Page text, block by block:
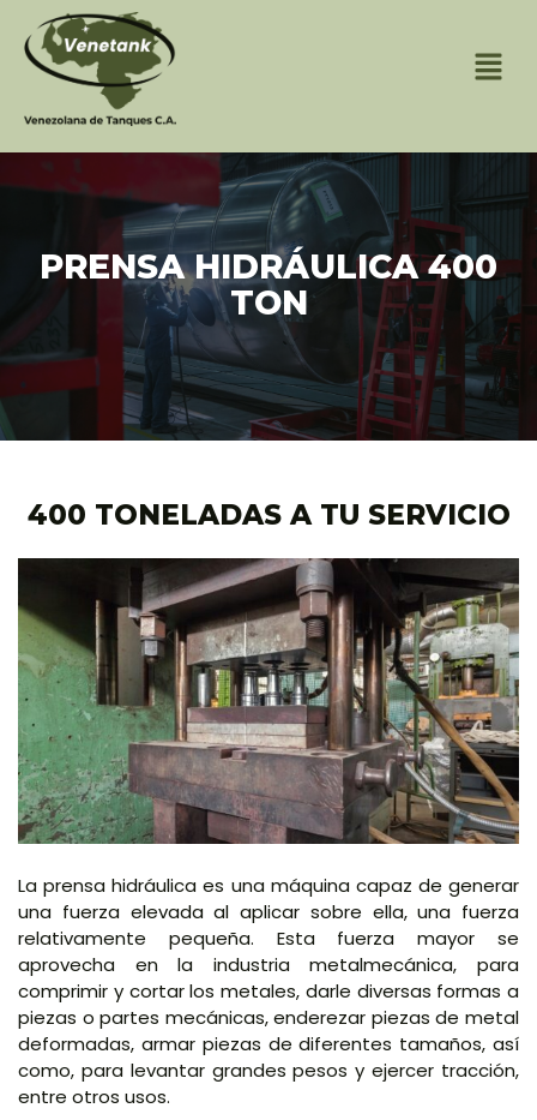
PRENSA HIDRÁULICA 400
TON
400 TONELADAS A TU SERVICIO
La prensa hidráulica es una máquina capaz de generar
una fuerza elevada al aplicar sobre ella, una fuerza
relativamente pequeña. Esta fuerza mayor se
aprovecha en la industria metalmecánica, para
comprimir y cortar los metales, darle diversas formas a
piezas o partes mecánicas, enderezar piezas de metal
deformadas, armar piezas de diferentes tamaños, así
como, para levantar grandes pesos y ejercer tracción,
entre otros usos.